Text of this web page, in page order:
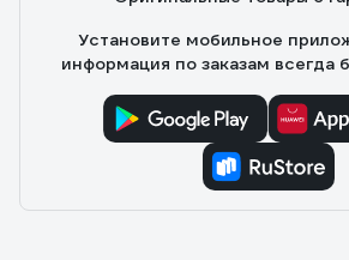
Установите мобильное
информация по заказам всегда